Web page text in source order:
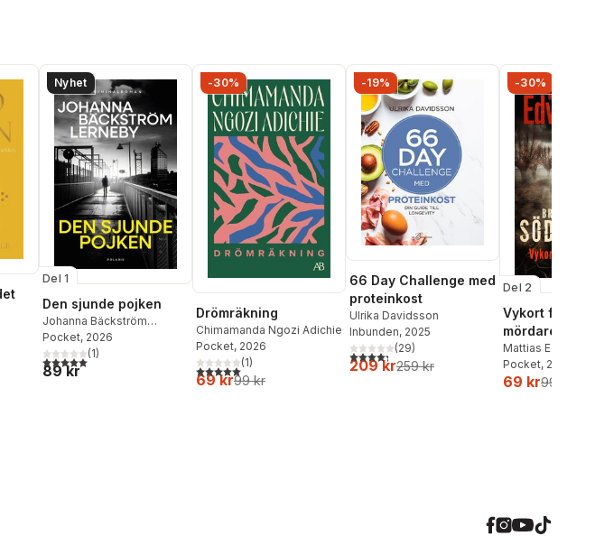
antal röster:
Nyhet
Del 1
Den sjunde pojken
Johanna Bäckström
Lerneby
Pocket, 2026
5,0utav 5 stjärnor. Totalt antal röster:
(1)
89 kr
-30%
Drömräkning
Chimamanda Ngozi Adichie
Pocket, 2026
5,0utav 5 stjärnor. Totalt antal röster:
(1)
69 kr99 kr
-19%
66 Day Challenge med
proteinkost
Ulrika Davidsson
Inbunden, 2025
4,3utav 5 stjärnor. Totalt antal röster:
(29)
209 kr259 kr
-30%
Del 2
Vykort från en
mördare
Mattias
Pocket, 2026
69 kr99 kr